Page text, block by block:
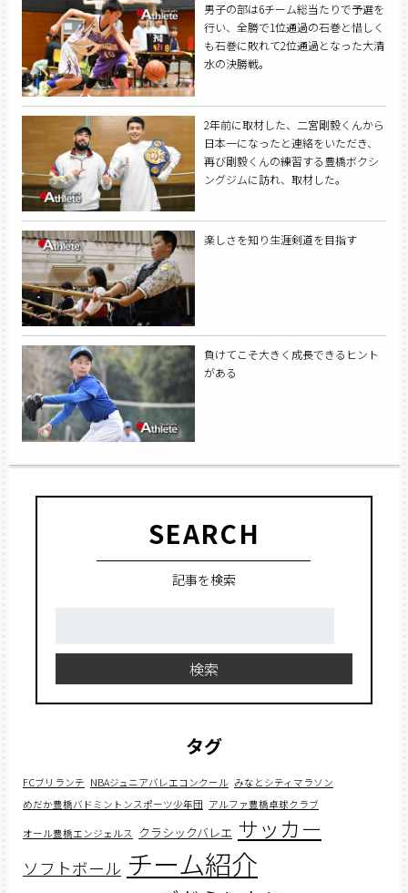
男子の部は6チーム総当たりで予選を
行い、全勝で1位通過の石巻と惜しく
も石巻に敗れて2位通過となった大清
水の決勝戦。
2年前に取材した、二宮剛毅くんから
日本一になったと連絡をいただき、
再び剛毅くんの練習する豊橋ボクシ
ングジムに訪れ、取材した。
楽しさを知り生涯剣道を目指す
負けてこそ大きく成長できるヒント
がある
SEARCH
記事を検索
検索
タグ
FCブリランテ NBAジュニアバレエコンクール みなとシティマラソン
めだか豊橋バドミントンスポーツ少年団 アルファ豊橋卓球クラブ
オール豊橋エンジェルス クラシックバレエ サッカー
ソフトボール チーム紹介